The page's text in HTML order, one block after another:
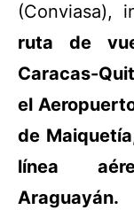
(Conviasa),
ruta de
Caracas-
el
de
línea
Araguayán.